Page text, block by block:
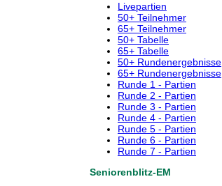
Livepartien
50+ Teilnehmer
65+ Teilnehmer
50+ Tabelle
65+ Tabelle
50+ Rundenergebnisse
65+ Rundenergebnisse
Runde 1 - Partien
Runde 2 - Partien
Runde 3 - Partien
Runde 4 - Partien
Runde 5 - Partien
Runde 6 - Partien
Runde 7 - Partien
Seniorenblitz-EM